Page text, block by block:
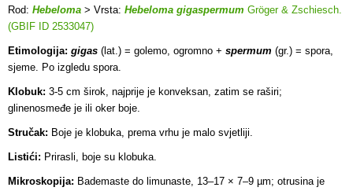
Rod: Hebeloma > Vrsta: Hebeloma gigaspermum Gröger & Zschiesch.
(GBIF ID 2533047)
Etimologija: gigas (lat.) = golemo, ogromno + spermum (gr.) = spora,
sjeme. Po izgledu spora.
Klobuk: 3-5 cm širok, najprije je konveksan, zatim se raširi;
glinenosmeđe je ili oker boje.
Stručak: Boje je klobuka, prema vrhu je malo svjetliji.
Listići: Prirasli, boje su klobuka.
Mikroskopija: Bademaste do limunaste, 13–17 × 7–9 µm; otrusina je